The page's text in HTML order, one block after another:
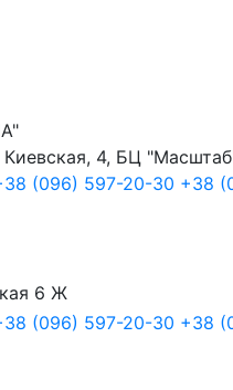
Киевская, 4, БЦ
(096) 597-20-30 +38
6 Ж
(096) 597-20-30 +38